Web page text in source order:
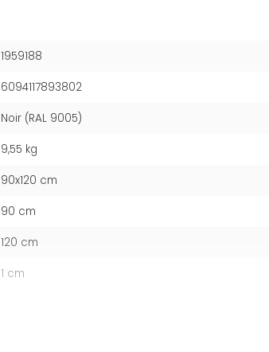
1959188
6094117893802
Noir (RAL 9005)
9,55 kg
90x120 cm
90 cm
120 cm
1 cm